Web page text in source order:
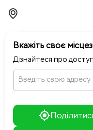
Вкажіть своє
Дізнайтеся про
Введіть свою адресу
chevron_leftПовернутися до Sfera